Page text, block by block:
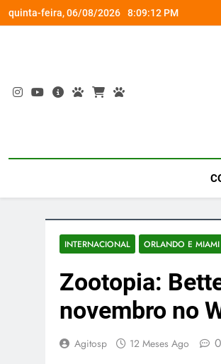
Skip
to
quinta-feira, 06/08/2026 8:09:12 PM
a Nova Orquestra Cobasi participa do
INTERNACIONAL ORLANDO E MIAMI
Zootopia:
novembro no
Agitosp 12 Meses Ago 0